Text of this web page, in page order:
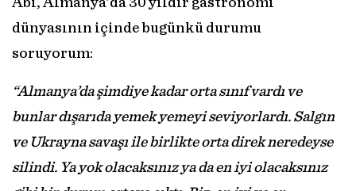
dünyasının içinde bugünkü durumu
soruyorum:
“Almanya’da şimdiye kadar orta sınıf vardı ve
bunlar dışarıda yemek yemeyi seviyorlardı. Salgın
ve Ukrayna savaşı ile birlikte orta direk neredeyse
silindi. Ya yok olacaksınız ya da en iyi olacaksınız